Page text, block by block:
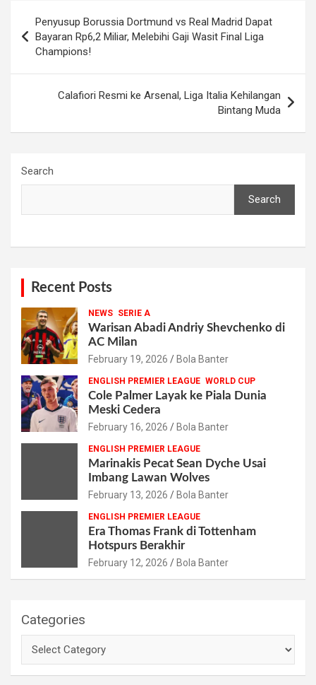
navigation
Penyusup Borussia Dortmund vs Real Madrid Dapat
Bayaran Rp6,2 Miliar, Melebihi Gaji Wasit Final Liga
Champions!
Calafiori Resmi ke Arsenal, Liga Italia Kehilangan
Bintang Muda
Search
Search
Recent Posts
NEWS SERIE A
Warisan Abadi Andriy Shevchenko di
AC Milan
February 19, 2026 Bola Banter
ENGLISH PREMIER LEAGUE WORLD CUP
Cole Palmer Layak ke Piala Dunia
Meski Cedera
February 16, 2026 Bola Banter
ENGLISH PREMIER LEAGUE
Marinakis Pecat Sean Dyche Usai
Imbang Lawan Wolves
February 13, 2026 Bola Banter
ENGLISH PREMIER LEAGUE
Era Thomas Frank di Tottenham
Hotspurs Berakhir
February 12, 2026 Bola Banter
Categories